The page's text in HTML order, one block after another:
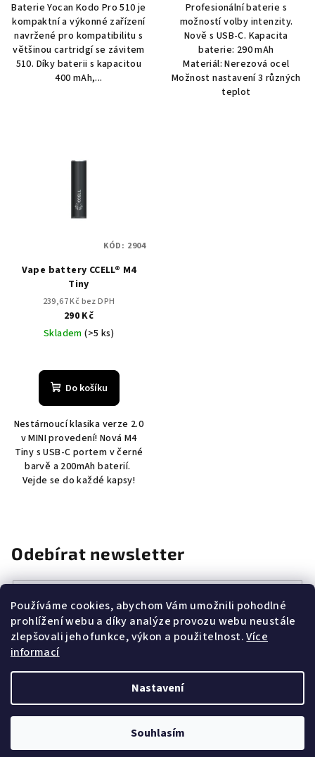
Používáme cookies, abychom Vám umožnili pohodlné
prohlížení webu a díky analýze provozu webu neustále
zlepšovali jeho funkce, výkon a použitelnost.Více
informací
Nastavení
Souhlasím
Baterie Yocan Kodo Pro 510 je
kompaktní a výkonné zařízení
navržené pro kompatibilitu s
většinou cartridgí se závitem
510. Díky baterii s kapacitou
400 mAh,...
Profesionální baterie s
možností volby intenzity.
Nově s USB-C. Kapacita
baterie: 290 mAh
Materiál: Nerezová ocel
Možnost nastavení 3 různých
teplot
Vape battery CCELL® M4
Tiny
239,67 Kč bez DPH
290 Kč
Skladem(>5 ks)
Do košíku
Nestárnoucí klasika verze 2.0
v MINI provedení! Nová M4
Tiny s USB-C portem v černé
barvě a 200mAh baterií.
Vejde se do každé kapsy!
KÓD: 2904
Odebírat newsletter
Vložením e-mailu souhlasíte spodmínkami ochrany osobních
údajů
Vytvořil Shoptet